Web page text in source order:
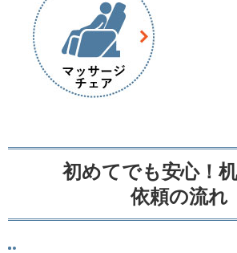
初めてでも安心！
依頼の流れ